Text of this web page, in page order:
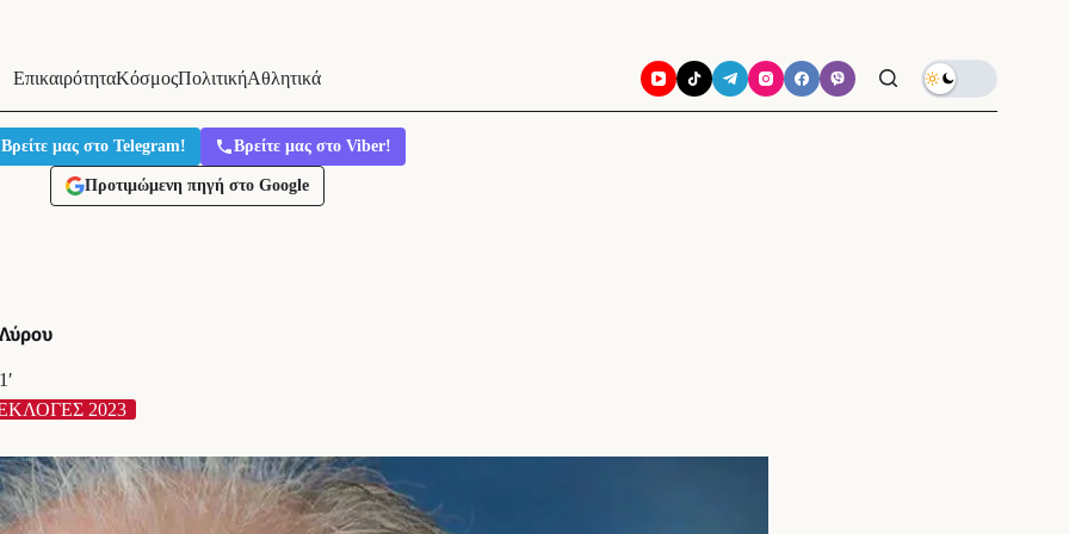
ΕπικαιρότηταΚόσμοςΠολιτικήΑθλητικά
Βρείτε μας στο Telegram! Βρείτε μας στο Viber!
Προτιμώμενη πηγή στο Google
1′
2023